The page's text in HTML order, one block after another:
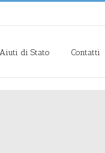
Aiuti di Stato Contatti